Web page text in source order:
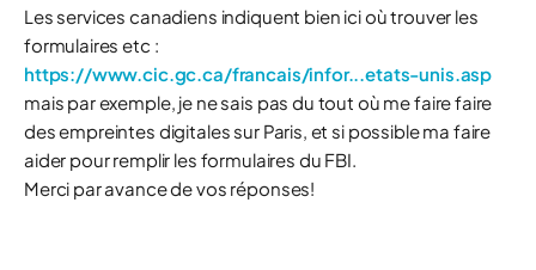
Les services canadiens indiquent bien ici où trouver les
formulaires etc :
https://www.cic.gc.ca/francais/infor...etats-unis.asp
mais par exemple, je ne sais pas du tout où me faire faire
des empreintes digitales sur Paris, et si possible ma faire
aider pour remplir les formulaires du FBI.
Merci par avance de vos réponses!